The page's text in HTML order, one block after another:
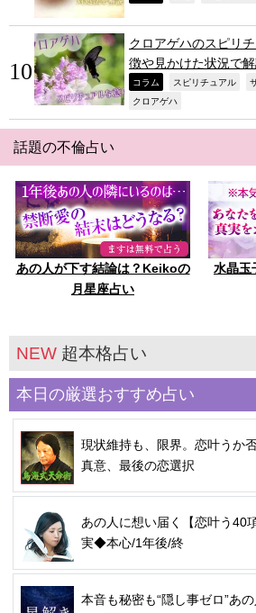
クロアゲハのスピリ
徴や見かけた状況で解
コラム スピリチュアル
クロアゲハ
話題の不倫占い
あの人が下す結論は？Keikoの
月星座占い
水晶玉
NEW 超本格占い
本日の厳選おすすめ占い
現状維持も、限界。恋叶うか
真意、最後の恋選択
あの人に想い届く【恋叶う40
実◆本心/1年後/終
本音も秘密も“隠し事ゼロ”あ